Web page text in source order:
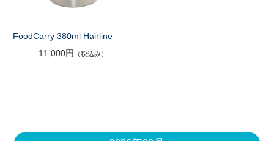
FoodCarry 380ml Hairline
11,000円 （税込み）